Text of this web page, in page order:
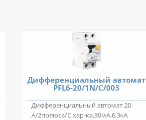
Дифференциальный автомат
PFL6-20/1N/C/003
Дифференциальный автомат 20
А/2полюса/С хар-ка,30мА,6,3кА